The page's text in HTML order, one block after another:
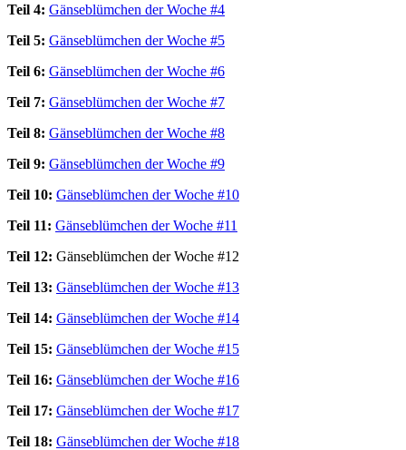
Teil 4: Gänseblümchen der Woche #4
Teil 5: Gänseblümchen der Woche #5
Teil 6: Gänseblümchen der Woche #6
Teil 7: Gänseblümchen der Woche #7
Teil 8: Gänseblümchen der Woche #8
Teil 9: Gänseblümchen der Woche #9
Teil 10: Gänseblümchen der Woche #10
Teil 11: Gänseblümchen der Woche #11
Teil 12: Gänseblümchen der Woche #12
Teil 13: Gänseblümchen der Woche #13
Teil 14: Gänseblümchen der Woche #14
Teil 15: Gänseblümchen der Woche #15
Teil 16: Gänseblümchen der Woche #16
Teil 17: Gänseblümchen der Woche #17
Teil 18: Gänseblümchen der Woche #18